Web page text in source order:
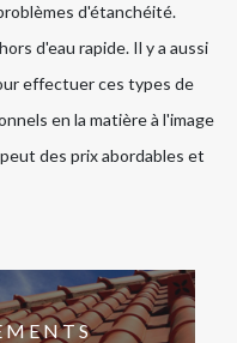
d'étanchéité.
d'eau rapide. Il y a aussi
effectuer ces types de
en la matière à l'image
des prix abordables et